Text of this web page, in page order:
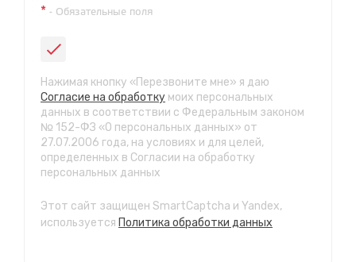
ул. Пригородная 1/1 (при выезде из города в сторону
СТО "Байкальская"
ул.Байкальская, 58г
с 7.00 до 23.30, без выходных
СТО "Марата"
ул. Рабочего штаба, 96
с 7.00 до 21.30, без выходных
СТО "Ново-Ленино"
ул. Розы Люксембург, 97
* - Обязательные поля
Нажимая кнопку «Перезвоните мне» я даю
Согласие на обработку моих персональных
данных в соответствии с Федеральным законом
№ 152-ФЗ «О персональных данных» от
27.07.2006 года, на условиях и для целей,
определенных в Согласии на обработку
персональных данных
Этот сайт защищен SmartCaptcha и Yandex,
используется Политика обработки данных